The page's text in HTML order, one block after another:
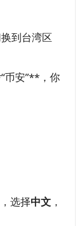
到台湾区
币安”**，你
选择中文，